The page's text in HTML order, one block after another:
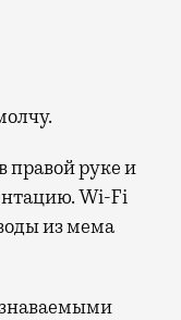
правой руке и
Wi-Fi
из мема